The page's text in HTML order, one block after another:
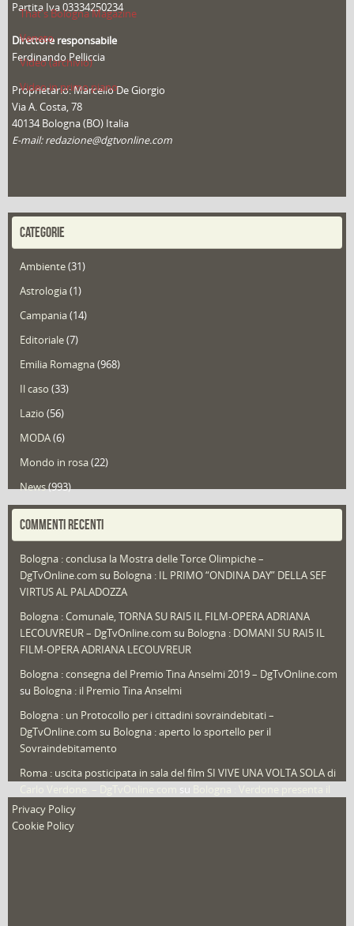
That's Bologna Magazine
Veneto
Video (archivio)
Video in primo piano
Partita Iva 03334250234
Direttore responsabile
Ferdinando Pelliccia
Proprietario: Marcello De Giorgio
Via A. Costa, 78
40134 Bologna (BO) Italia
E-mail: redazione@dgtvonline.com
CATEGORIE
Ambiente(31)
Astrologia(1)
Campania(14)
Editoriale(7)
Emilia Romagna(968)
Il caso (33)
Lazio (56)
MODA(6)
Mondo in rosa(22)
News(993)
Portfolio(1)
Redazioni(1.049)
Speciali (22)
Sport
That's Bologna Magazine(25)
Video (archivio) (263)
COMMENTI RECENTI
Bologna : conclusa la Mostra delle Torce Olimpiche –
DgTvOnline.com su Bologna : IL PRIMO “ONDINA DAY” DELLA SEF
VIRTUS AL PALADOZZA
Bologna : Comunale, TORNA SU RAI5 IL FILM-OPERA ADRIANA
LECOUVREUR – DgTvOnline.com su Bologna : DOMANI SU RAI5 IL
FILM-OPERA ADRIANA LECOUVREUR
Bologna : consegna del Premio Tina Anselmi 2019 – DgTvOnline.com
su Bologna : il Premio Tina Anselmi
Bologna : un Protocollo per i cittadini sovraindebitati –
DgTvOnline.com su Bologna : aperto lo sportello per il
Sovraindebitamento
Roma : uscita posticipata in sala del film SI VIVE UNA VOLTA SOLA di
su
nuovo film
Privacy Policy
Cookie Policy